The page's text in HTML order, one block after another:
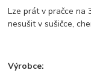
Lze prát v pračce na
nesušit v sušičce,
Výrobce: